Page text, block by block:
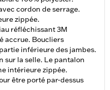
cordon de serrage.
zippée.
réfléchissant 3M
accrue. Boucliers
inférieure des jambes.
sur la selle. Le pantalon
intérieure zippée.
être porté par-dessus